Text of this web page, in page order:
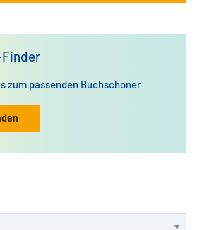
zum passenden Buchschoner